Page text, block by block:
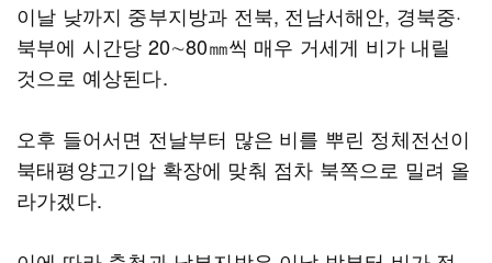
이날 낮까지 중부지방과 전북, 전남서해안, 경북중·
북부에 시간당 20∼80㎜씩 매우 거세게 비가 내릴
것으로 예상된다.
오후 들어서면 전날부터 많은 비를 뿌린 정체전선이
북태평양고기압 확장에 맞춰 점차 북쪽으로 밀려 올
라가겠다.